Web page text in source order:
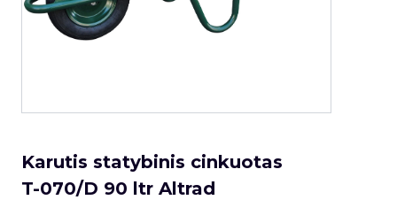
Karutis statybinis cinkuotas
T-070/D 90 ltr Altrad